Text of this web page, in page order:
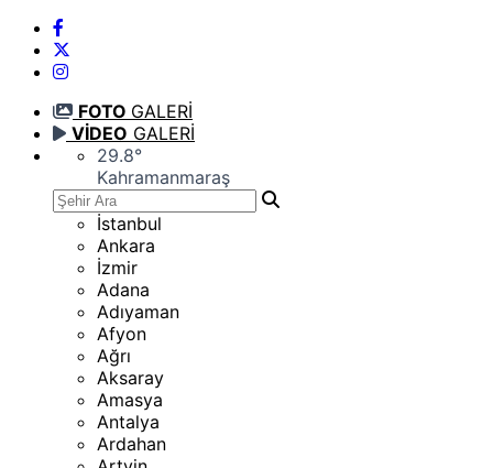
FOTO GALERİ
VİDEO GALERİ
29.8°
Kahramanmaraş
İstanbul
Ankara
İzmir
Adana
Adıyaman
Afyon
Ağrı
Aksaray
Amasya
Antalya
Ardahan